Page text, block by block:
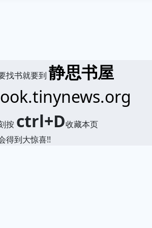
找书就要到静思书屋
按 ctrl+D收藏本页
得到大惊喜!!